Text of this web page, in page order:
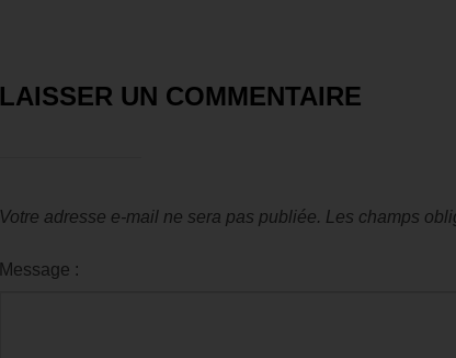
LAISSER UN COMMENTAIRE
Votre adresse e-mail ne sera pas publiée. Les champs
Message :